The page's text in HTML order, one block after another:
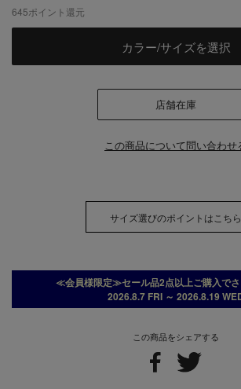
この商品をシェアする
645ポイント還元
カラー/サイズを選択
店舗在庫
この商品について問い合わせ
サイズ選びのポイントはこちら
≪会員様限定≫セール品2点以上ご購入で
2026.8.7 FRI ～ 2026.8.19